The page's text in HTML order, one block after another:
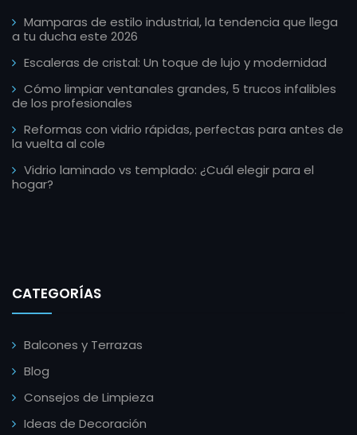
Mamparas de estilo industrial, la tendencia que llega
a tu ducha este 2026
Escaleras de cristal: Un toque de lujo y modernidad
Cómo limpiar ventanales grandes, 5 trucos infalibles
de los profesionales
Reformas con vidrio rápidas, perfectas para antes de
la vuelta al cole
Vidrio laminado vs templado: ¿Cuál elegir para el
hogar?
CATEGORÍAS
Balcones y Terrazas
Blog
Consejos de Limpieza
Ideas de Decoración